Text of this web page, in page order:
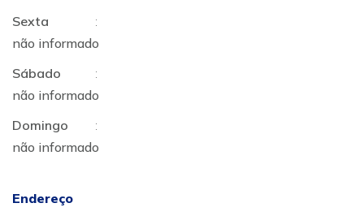
Sexta
:
não informado
Sábado
:
não informado
Domingo
:
não informado
Endereço